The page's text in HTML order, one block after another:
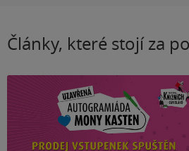
Články, které stojí za